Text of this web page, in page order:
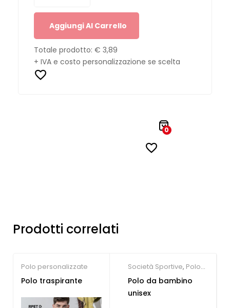
Aggiungi Al Carrello
Totale prodotto: € 3,89
+ IVA e costo personalizzazione se scelta
0
Prodotti correlati
Polo personalizzate
Polo traspirante
Società Sportive, Polo
personalizzate
Polo da bambino
unisex